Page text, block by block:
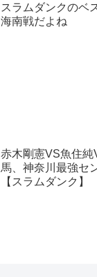
スラムダンクのベ
海南戦だよね
赤木剛憲VS魚住
馬、神奈川最強セ
【スラムダンク】